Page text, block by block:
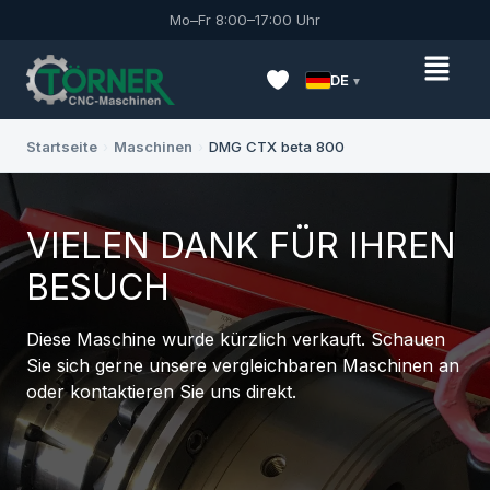
Mo–Fr 8:00–17:00 Uhr
DE
Startseite Maschinen DMG CTX beta 800
VIELEN DANK FÜR IHREN
BESUCH
Diese Maschine wurde kürzlich verkauft. Schauen
Sie sich gerne unsere vergleichbaren Maschinen an
oder kontaktieren Sie uns direkt.